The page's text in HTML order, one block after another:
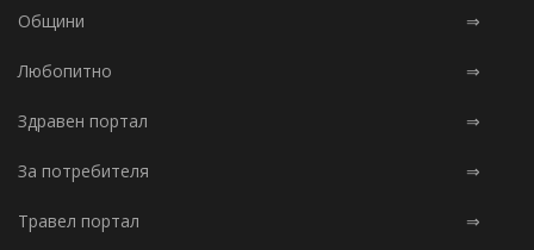
Общини ⇒
Любопитно ⇒
Здравен портал ⇒
За потребителя ⇒
Травел портал ⇒